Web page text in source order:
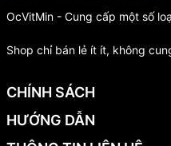
OcVitMin - Cung cấp một số
Shop chỉ bán lẻ ít ít, không
CHÍNH SÁCH
HƯỚNG DẪN